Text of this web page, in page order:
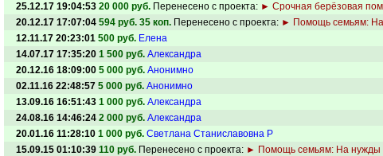
25.12.17 19:04:53 20 000 руб. Перенесено с проекта: ► Срочная берёзовая
20.12.17 17:07:04 594 руб. 35 коп. Перенесено с проекта: ► Помощь семьям:
12.11.17 20:23:01 500 руб. Елена
14.07.17 17:35:20 1 500 руб. Александра
20.12.16 18:09:00 5 000 руб. Анонимно
02.11.16 22:48:57 5 000 руб. Анонимно
13.09.16 16:51:43 1 000 руб. Александра
24.08.16 14:46:24 2 000 руб. Александра
20.01.16 11:28:10 1 000 руб. Светлана Станиславовна Р
15.09.15 01:10:39 110 руб. Перенесено с проекта: ► Помощь семьям: На нужды